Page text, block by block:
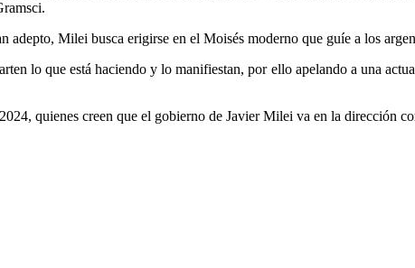
adepto, Milei busca erigirse en el Moisés moderno que guíe a los
lo que está haciendo y lo manifiestan, por ello apelando a una
quienes creen que el gobierno de Javier Milei va en la dirección